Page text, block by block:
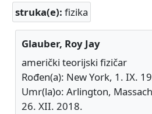
struka(e): fizika
Glauber, Roy Jay
američki teorijski fizičar
Rođen(a): New York, 1. IX.
Umr(la)o: Arlington,
26. XII. 2018.